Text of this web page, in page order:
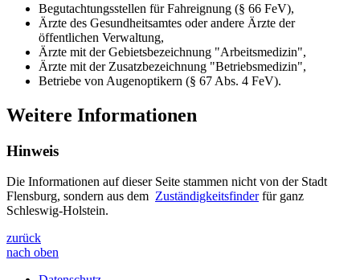
Begutachtungsstellen für Fahreignung (§ 66 FeV),
Ärzte des Gesundheitsamtes oder andere Ärzte der
öffentlichen Verwaltung,
Ärzte mit der Gebietsbezeichnung "Arbeitsmedizin",
Ärzte mit der Zusatzbezeichnung "Betriebsmedizin",
Betriebe von Augenoptikern (§ 67 Abs. 4 FeV).
Weitere Informationen
Hinweis
Die Informationen auf dieser Seite stammen nicht von der Stadt
Flensburg, sondern aus dem Zuständigkeitsfinderfür ganz
Schleswig-Holstein.
zurück
nach oben